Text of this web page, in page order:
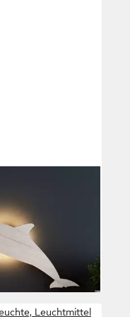
bei dir
Leuchtmittel